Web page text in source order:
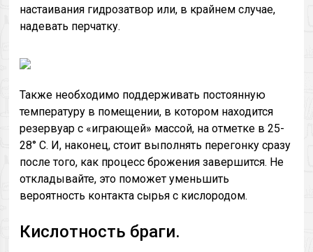
настаивания гидрозатвор или, в крайнем случае,
надевать перчатку.
Также необходимо поддерживать постоянную
температуру в помещении, в котором находится
резервуар с «играющей» массой, на отметке в 25-
28° С. И, наконец, стоит выполнять перегонку сразу
после того, как процесс брожения завершится. Не
откладывайте, это поможет уменьшить
вероятность контакта сырья с кислородом.
Кислотность браги.